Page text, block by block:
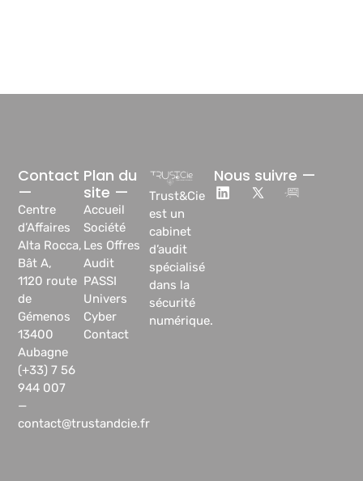
Trust&Cie
est un
cabinet
d’audit
spécialisé
dans la
sécurité
numérique.
Plan du
site —
Accueil
Société
Les Offres
Audit
PASSI
Univers
Cyber
Contact
Contact
—
Centre
d’Affaires
Alta Rocca,
Bât A,
1120 route
de
Gémenos
13400
Aubagne
(+33) 7 56
944 007
—
contact@trustandcie.fr
Nous suivre —